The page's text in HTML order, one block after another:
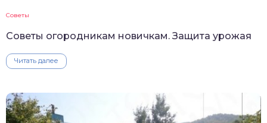
Советы
Советы огородникам новичкам. Защита урожая
Читать далее